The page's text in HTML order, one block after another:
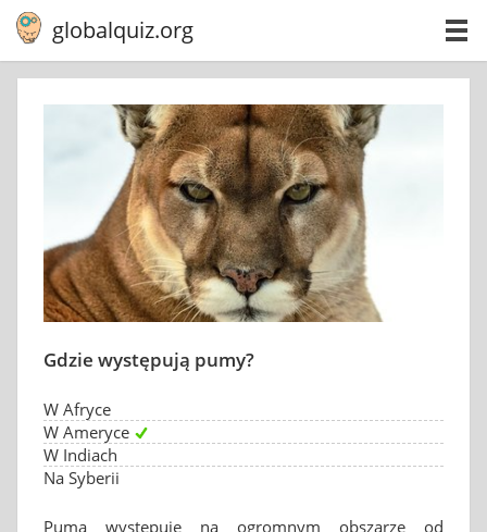
globalquiz.org
Gdzie występują pumy?
W Afryce
W Ameryce
W Indiach
Na Syberii
Puma występuje na ogromnym obszarze od